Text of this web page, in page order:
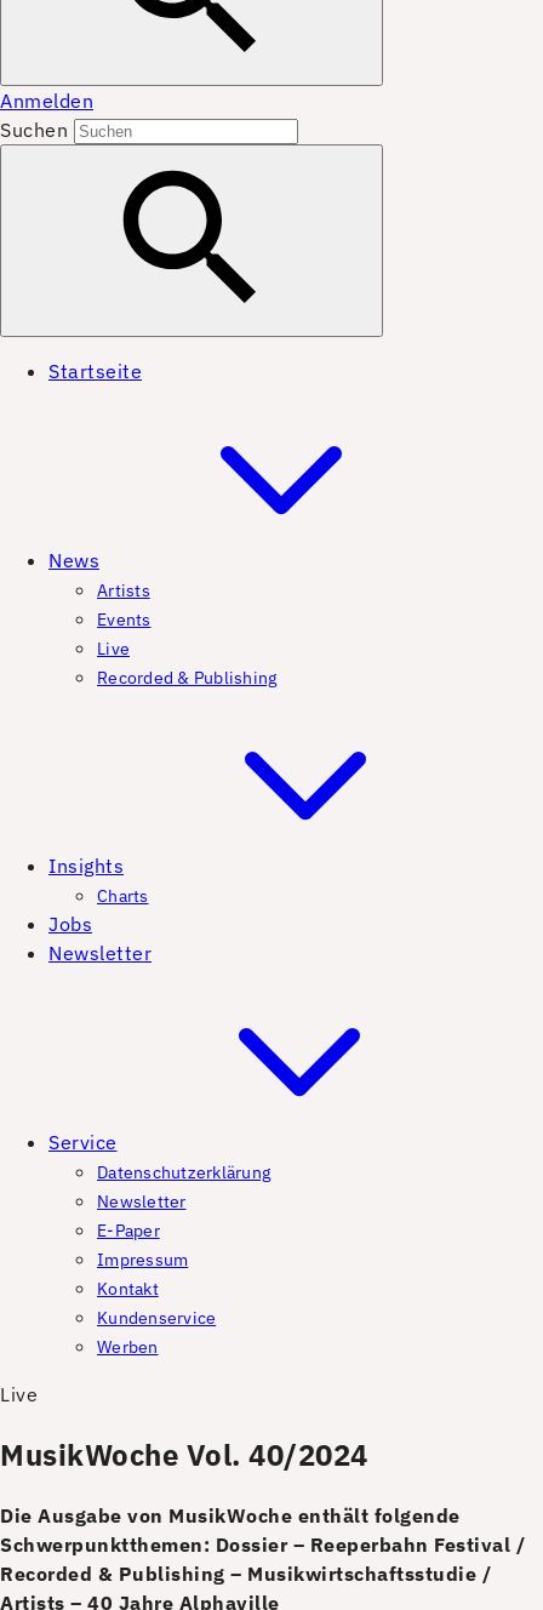
Anmelden
Suchen
Startseite
News
Artists
Events
Live
Recorded & Publishing
Insights
Charts
Jobs
Newsletter
Service
Datenschutzerklärung
Newsletter
E-Paper
Impressum
Kontakt
Kundenservice
Werben
Live
MusikWoche Vol. 40/2024
Die Ausgabe von MusikWoche enthält folgende
Schwerpunktthemen: Dossier – Reeperbahn Festival /
Recorded & Publishing – Musikwirtschaftsstudie /
Artists – 40 Jahre Alphaville